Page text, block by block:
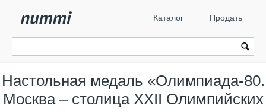
Каталог Продать
Настольная медаль «Олимпиада-80.
Москва – столица XXII Олимпийских